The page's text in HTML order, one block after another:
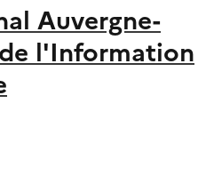
Auvergne-
l'Information